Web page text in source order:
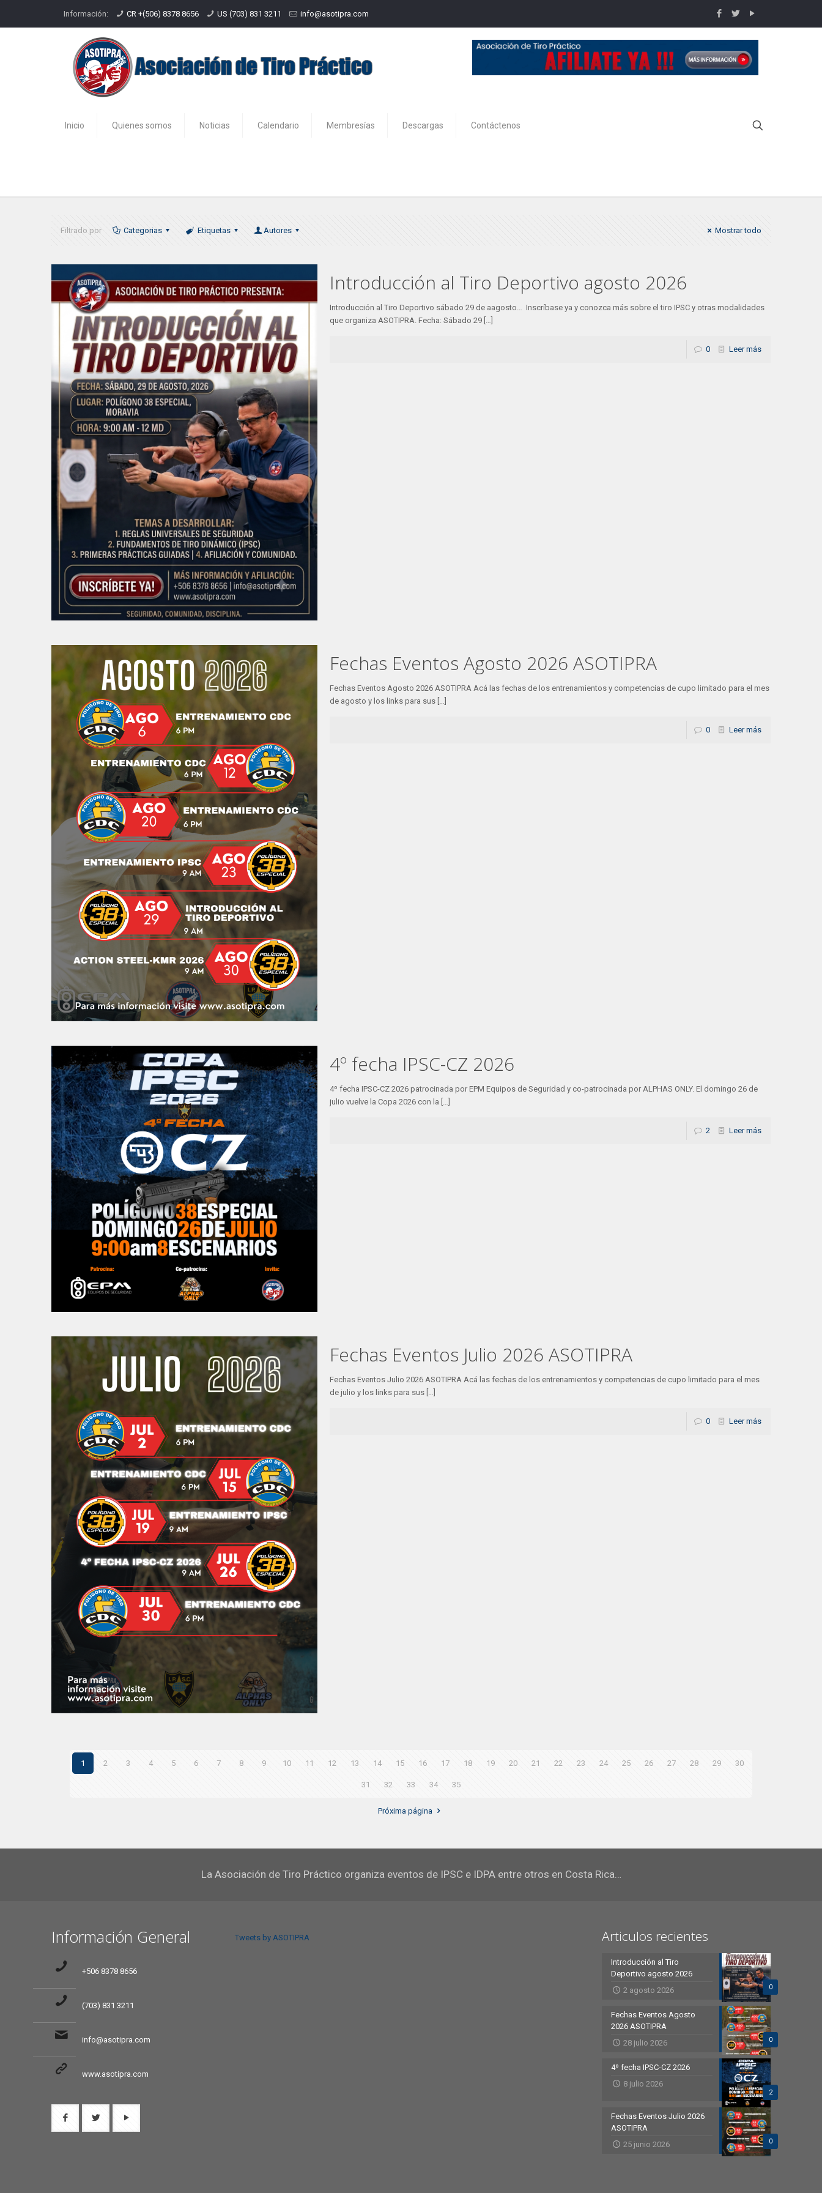
Información: CR +(506) 8378 8656 US (703) 831 3211 info@asotipra.com
Inicio Quienes somos Noticias Calendario Membresías Descargas Contáctenos
Filtrado por Categorias Etiquetas Autores Mostrar todo
Introducción al Tiro Deportivo agosto 2026
Introducción al Tiro Deportivo sábado 29 de aagosto… Inscríbase ya y conozca más sobre el tiro IPSC y otras modalidades
que organiza ASOTIPRA. Fecha: Sábado 29 […]
0 Leer más
Fechas Eventos Agosto 2026 ASOTIPRA
Fechas Eventos Agosto 2026 ASOTIPRA Acá las fechas de los entrenamientos y competencias de cupo limitado para el mes
de agosto y los links para sus
0 Leer más
4º fecha IPSC-CZ 2026
4º fecha IPSC-CZ 2026 patrocinada por EPM Equipos de Seguridad y co-patrocinada por ALPHAS ONLY. El domingo 26 de
julio vuelve la Copa 2026 con la […]
2 Leer más
Fechas Eventos Julio 2026 ASOTIPRA
Fechas Eventos Julio 2026 ASOTIPRA Acá las fechas de los entrenamientos y competencias de cupo limitado para el mes
de julio y los links para sus […]
0 Leer más
1 2 3 4 5 6 7 8 9 10 11 12 13 14 15 16 17 18 19 20 21 22 23 24 25 26 27 28 29 30
31 32 33 34 35
Próxima página
La Asociación de Tiro Práctico organiza eventos de IPSC e IDPA entre otros en Costa Rica…
Información General
+506 8378 8656
(703) 831 3211
info@asotipra.com
www.asotipra.com
Tweets by ASOTIPRA Articulos recientes
0
Introducción al Tiro
Deportivo agosto 2026
2 agosto 2026
0
Fechas Eventos Agosto
2026 ASOTIPRA
28 julio 2026
2
4º fecha IPSC-CZ 2026
8 julio 2026
0
Fechas Eventos Julio 2026
ASOTIPRA
25 junio 2026